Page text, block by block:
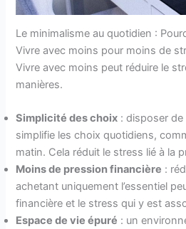
Le minimalisme au quotidien :
Vivre avec moins pour moins de
Vivre avec moins peut réduire le
manières.
Simplicité des choix : disposer de
simplifie les choix quotidiens,
matin. Cela réduit le stress lié à la
Moins de pression financière :
achetant uniquement l’essentiel
financière et le stress qui y est
Espace de vie épuré : un